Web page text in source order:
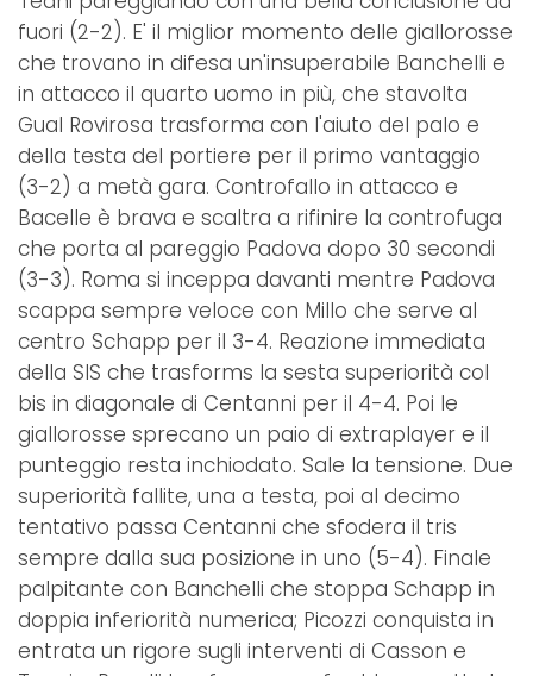
fuori (2-2). E' il miglior momento delle giallorosse
che trovano in difesa un'insuperabile Banchelli e
in attacco il quarto uomo in più, che stavolta
Gual Rovirosa trasforma con l'aiuto del palo e
della testa del portiere per il primo vantaggio
(3-2) a metà gara. Controfallo in attacco e
Bacelle è brava e scaltra a rifinire la controfuga
che porta al pareggio Padova dopo 30 secondi
(3-3). Roma si inceppa davanti mentre Padova
scappa sempre veloce con Millo che serve al
centro Schapp per il 3-4. Reazione immediata
della SIS che trasforms la sesta superiorità col
bis in diagonale di Centanni per il 4-4. Poi le
giallorosse sprecano un paio di extraplayer e il
punteggio resta inchiodato. Sale la tensione. Due
superiorità fallite, una a testa, poi al decimo
tentativo passa Centanni che sfodera il tris
sempre dalla sua posizione in uno (5-4). Finale
palpitante con Banchelli che stoppa Schapp in
doppia inferiorità numerica; Picozzi conquista in
entrata un rigore sugli interventi di Casson e